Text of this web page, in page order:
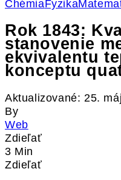
Chémia Fyzika
Rok 1843:
stanovenie
ekvivalentu
konceptu
Aktualizované: 25.
By
Web
Zdieľať
3 Min
Zdieľať